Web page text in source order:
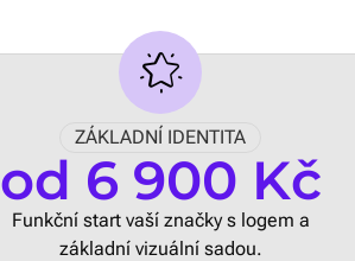
ZÁKLADNÍ IDENTITA
od 6 900 Kč
Funkční start vaší značky s logem a
základní vizuální sadou.